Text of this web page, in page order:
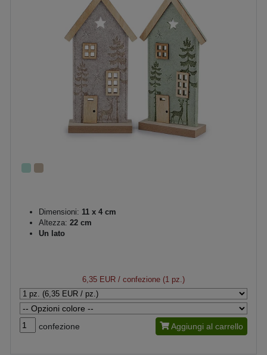
Dimensioni: 11 x 4 cm
Altezza: 22 cm
Un lato
6,35 EUR / confezione (1 pz.)
confezione Aggiungi al carrello